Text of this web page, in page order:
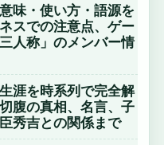
味・使い方・語源を
スでの注意点、ゲー
人称」のメンバー情
涯を時系列で完全解
腹の真相、名言、子
秀吉との関係まで